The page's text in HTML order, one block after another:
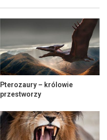
Pterozaury – królowie
przestworzy